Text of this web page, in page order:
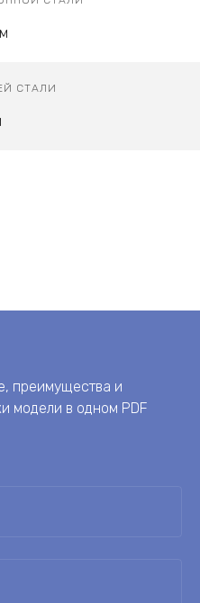
СТАЛИ
преимущества и
модели в одном PDF